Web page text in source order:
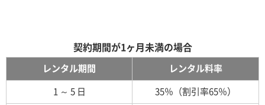
契約期間が1ヶ月未満の場合
レンタル期間 レンタル料率
1 ～ 5 日 35％（割引率65％）